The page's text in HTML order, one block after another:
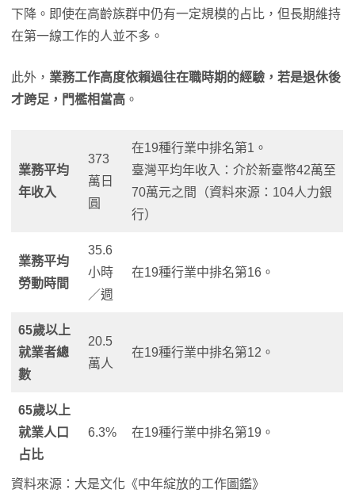
下降。即使在高齡族群中仍有一定規模的占比，但長期維持
在第一線工作的人並不多。
此外， 業務工作高度依賴過往在職時期的經驗，若是退休後
才跨足，門檻相當高 。
業務平均
年收入
373
萬日
圓
在19種行業中排名第1。
臺灣平均年收入：介於新臺幣42萬至
70萬元之間（資料來源：104人力銀
行）
業務平均
勞動時間
35.6
小時
／週
在19種行業中排名第16。
65歲以上
就業者總
數
20.5
萬人
在19種行業中排名第12。
65歲以上
就業人口
占比
6.3% 在19種行業中排名第19。
資料來源：大是文化《中年綻放的工作圖鑑》